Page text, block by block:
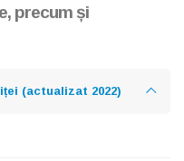
precum și
(actualizat 2022)